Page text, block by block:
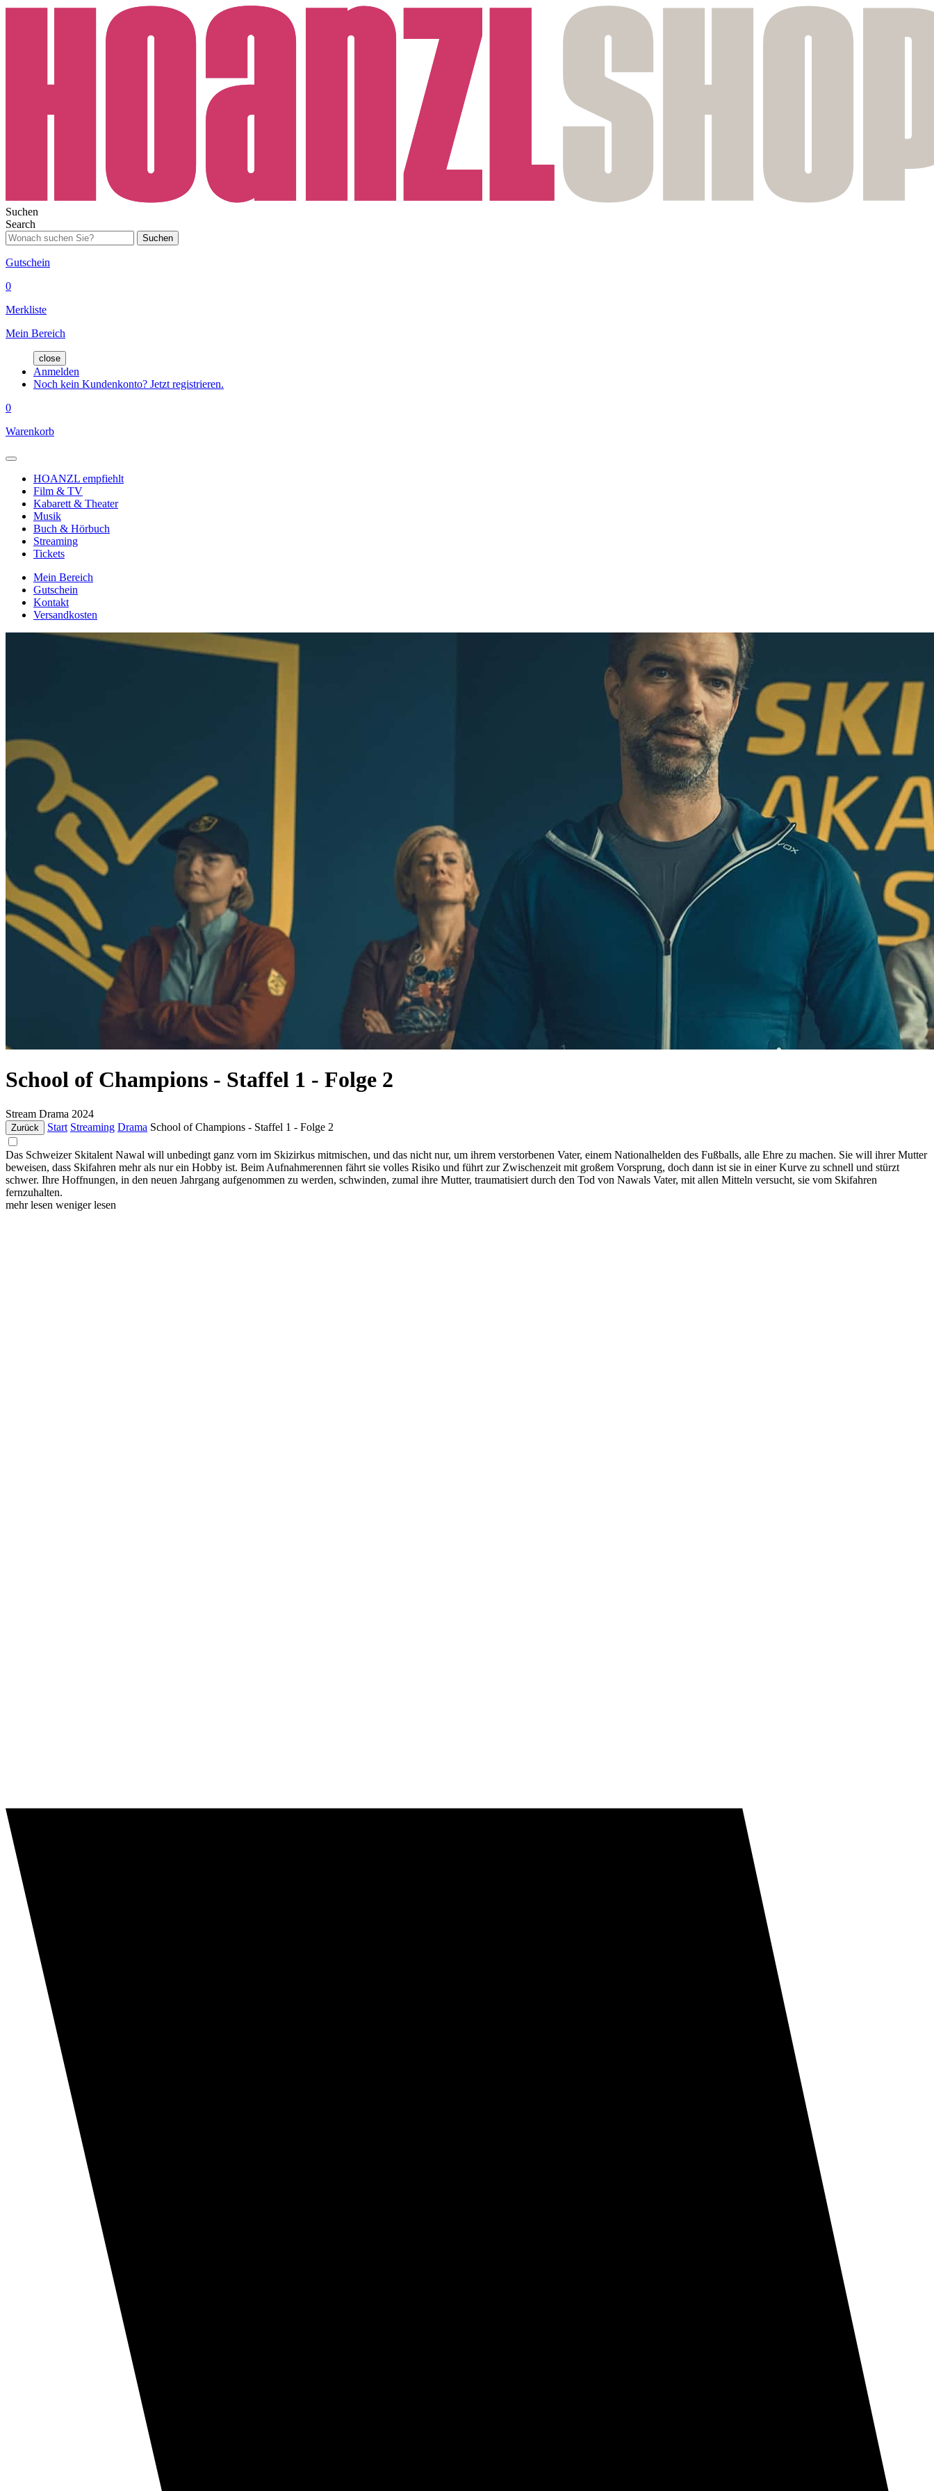
Suchen
Search
Suchen
Gutschein
0
Merkliste
Mein Bereich
close
Anmelden
Noch kein Kundenkonto? Jetzt registrieren.
0
Warenkorb
HOANZL empfiehlt
Film & TV
Kabarett & Theater
Musik
Buch & Hörbuch
Streaming
Tickets
Mein Bereich
Gutschein
Kontakt
Versandkosten
School of Champions - Staffel 1 - Folge 2
Stream Drama 2024
Zurück Start Streaming Drama School of Champions - Staffel 1 - Folge 2
Das Schweizer Skitalent Nawal will unbedingt ganz vorn im Skizirkus mitmischen, und das nicht nur, um ihrem verstorbenen Vater, einem Nationalhelden des Fußballs, alle Ehre zu machen. Sie will ihrer Mutter
beweisen, dass Skifahren mehr als nur ein Hobby ist. Beim Aufnahmerennen fährt sie volles Risiko und führt zur Zwischenzeit mit großem Vorsprung, doch dann ist sie in einer Kurve zu schnell und stürzt
schwer. Ihre Hoffnungen, in den neuen Jahrgang aufgenommen zu werden, schwinden, zumal ihre Mutter, traumatisiert durch den Tod von Nawals Vater, mit allen Mitteln versucht, sie vom Skifahren
fernzuhalten.
mehr lesen weniger lesen